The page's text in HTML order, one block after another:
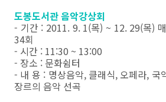
도봉도서관 음악강상회
- 기간 : 2011. 9. 1(목) ~ 12. 29(목)
34회
- 시간 : 11:30 ~ 13:00
- 장소 : 문화쉼터
- 내 용 : 명상음악, 클래식, 오페라, 국
장르의 음악 선곡